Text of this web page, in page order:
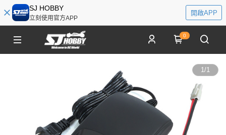
SJ HOBBY
立刻使用官方APP
開啟APP
0
1/1